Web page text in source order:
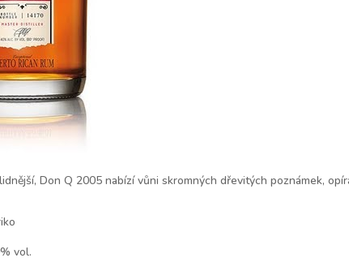
Don Q 2005 nabízí vůni skromných dřevitých poznámek,
vol.